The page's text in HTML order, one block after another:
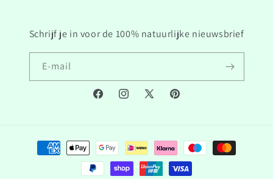
Schrijf je in voor de 100% natuurlijke nieuwsbrief
E‑mail
FacebookInstagramTwitter/XPinterest
Betaalmethoden